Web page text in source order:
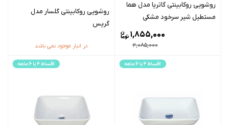
روشویی روکابینتی گاتریا مدل هما
مستطیل شیر سرخود مشکی
2,085,000
1,855,000
روشویی روکابینتی گلسار مدل
گریس
در انبار موجود نمی باشد